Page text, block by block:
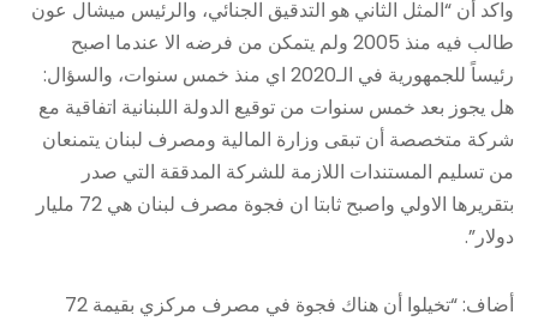
واكد أن “المثل الثاني هو التدقيق الجنائي، والرئيس ميشال عون
طالب فيه منذ 2005 ولم يتمكن من فرضه الا عندما اصبح
رئيساً للجمهورية في الـ2020 اي منذ خمس سنوات، والسؤال:
هل يجوز بعد خمس سنوات من توقيع الدولة اللبنانية اتفاقية مع
شركة متخصصة أن تبقى وزارة المالية ومصرف لبنان يتمنعان
من تسليم المستندات اللازمة للشركة المدققة التي صدر
بتقريرها الاولي واصبح ثابتا ان فجوة مصرف لبنان هي 72 مليار
دولار”.
أضاف: “تخيلوا أن هناك فجوة في مصرف مركزي بقيمة 72